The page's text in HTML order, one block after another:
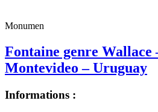
Monumen
Fontaine genre Wallace
Montevideo – Uruguay
Informations :